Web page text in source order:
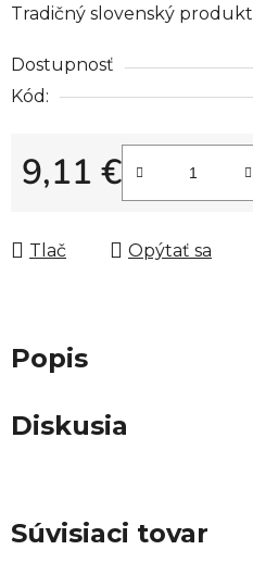
Tradičný slovenský produkt
Dostupnosť
Kód:
9,11 €
Jednotková cena:
Tlač Opýtať sa
Popis
Diskusia
Súvisiaci tovar